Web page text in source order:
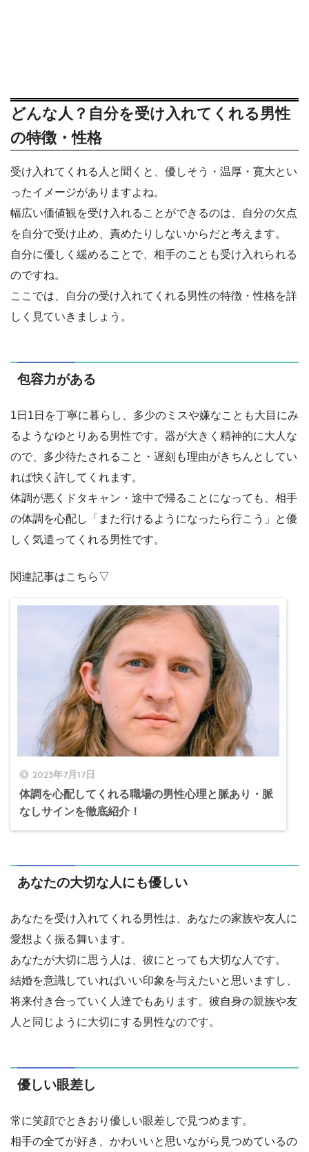
どんな人？自分を受け入れてくれる男性
の特徴・性格
受け入れてくれる人と聞くと、優しそう・温厚・寛大とい
ったイメージがありますよね。
幅広い価値観を受け入れることができるのは、自分の欠点
を自分で受け止め、責めたりしないからだと考えます。
自分に優しく緩めることで、相手のことも受け入れられる
のですね。
ここでは、自分の受け入れてくれる男性の特徴・性格を詳
しく見ていきましょう。
包容力がある
1日1日を丁寧に暮らし、多少のミスや嫌なことも大目にみ
るようなゆとりある男性です。器が大きく精神的に大人な
ので、多少待たされること・遅刻も理由がきちんとしてい
れば快く許してくれます。
体調が悪くドタキャン・途中で帰ることになっても、相手
の体調を心配し「また行けるようになったら行こう」と優
しく気遣ってくれる男性です。
関連記事はこちら▽
2023年7月17日
体調を心配してくれる職場の男性心理と脈あり・脈
なしサインを徹底紹介！
あなたの大切な人にも優しい
あなたを受け入れてくれる男性は、あなたの家族や友人に
愛想よく振る舞います。
あなたが大切に思う人は、彼にとっても大切な人です。
結婚を意識していればいい印象を与えたいと思いますし、
将来付き合っていく人達でもあります。彼自身の親族や友
人と同じように大切にする男性なのです。
優しい眼差し
常に笑顔でときおり優しい眼差しで見つめます。
相手の全てが好き、かわいいと思いながら見つめているの